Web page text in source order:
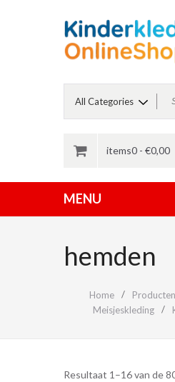
items0 - €0,00
hemden
Home Producten
Meisjeskleding
Resultaat 1–16 van de